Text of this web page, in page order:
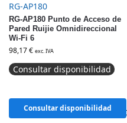
RG-AP180
RG-AP180 Punto de Acceso de
Pared Ruijie Omnidireccional
Wi-Fi 6
98,17€ exc. IVA
Consultar disponibilidad
Consultar disponibilidad
Mostrando los 34 resultados